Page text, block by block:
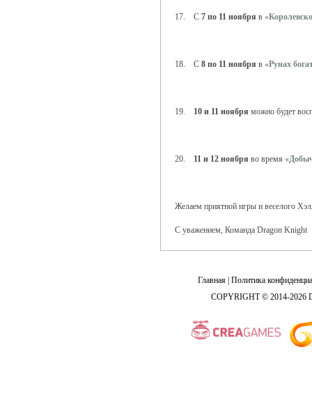
17. С 7 по 11 ноября в
18. С 8 по 11 ноября в «Рунах
19. 10 и 11 ноября можно будет
20. 11 и 12 ноября во время
Желаем приятной игры и веселого
С уважением, Команда Dragon Knight
Главная Политика
COPYRIGHT © 2014-2026